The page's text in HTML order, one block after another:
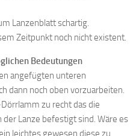
Lanzenblatt schartig.
Zeitpunkt noch nicht existent.
Bedeutungen
angefügten unteren
dann noch oben vorzuarbeiten.
zu recht das die
Lanze befestigt sind. Wäre es
leichtes gewesen diese zu